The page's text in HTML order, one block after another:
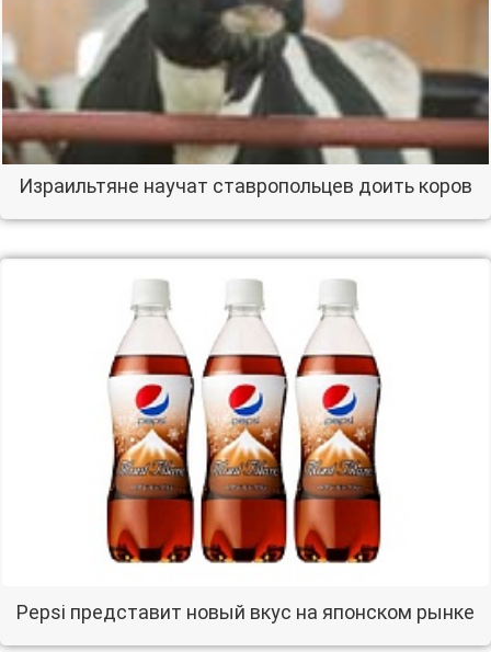
Израильтяне научат ставропольцев доить коров
Pepsi представит новый вкус на японском рынке